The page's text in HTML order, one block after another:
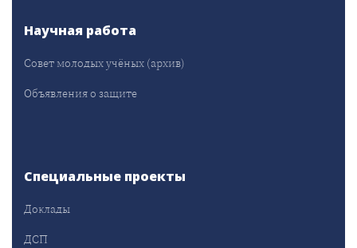
Научная работа
Совет молодых учёных (архив)
Объявления о защите
Специальные проекты
Доклады
ДСП